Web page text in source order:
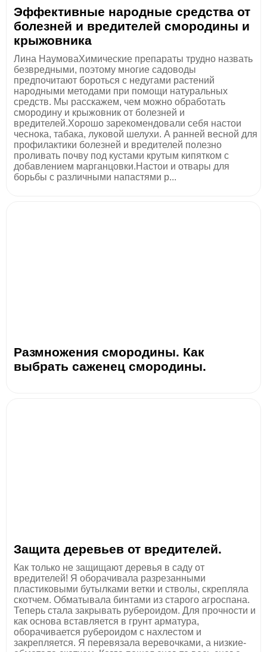
Эффективные народные средства от
болезней и вредителей смородины и
крыжовника
Лина НаумоваХимические препараты трудно назвать
безвредными, поэтому многие садоводы
предпочитают бороться с недугами растений
народными методами при помощи натуральных
средств. Мы расскажем, чем можно обработать
смородину и крыжовник от болезней и
вредителей.Хорошо зарекомендовали себя настои
чеснока, табака, луковой шелухи. А ранней весной для
профилактики болезней и вредителей полезно
проливать почву под кустами крутым кипятком с
добавлением марганцовки.Настои и отвары для
борьбы с различными напастями р...
Размножения смородины. Как
выбрать саженец смородины.
Защита деревьев от вредителей.
Как только не защищают деревья в саду от
вредителей! Я оборачивала разрезанными
пластиковыми бутылками ветки и стволы, скрепляла
скотчем. Обматывала бинтами из старого агроспана.
Теперь стала закрывать рубероидом. Для прочности и
как основа вставляется в грунт арматура,
оборачивается рубероидом с нахлестом и
закрепляется. Я перевязала веревочками, а низкие-